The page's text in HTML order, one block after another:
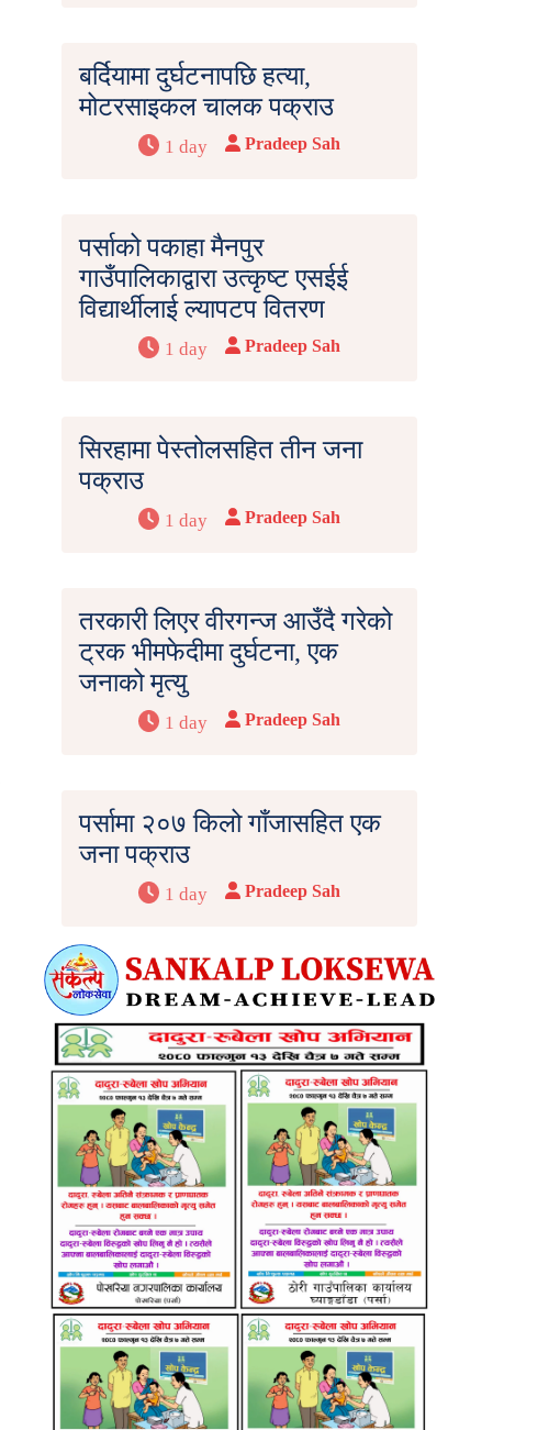
बर्दियामा दुर्घटनापछि हत्या,
मोटरसाइकल चालक पक्राउ
1 day Pradeep Sah
पर्साको पकाहा मैनपुर
गाउँपालिकाद्वारा उत्कृष्ट एसईई
विद्यार्थीलाई ल्यापटप वितरण
1 day Pradeep Sah
सिरहामा पेस्तोलसहित तीन जना
पक्राउ
1 day Pradeep Sah
तरकारी लिएर वीरगन्ज आउँदै गरेको
ट्रक भीमफेदीमा दुर्घटना, एक
जनाको मृत्यु
1 day Pradeep Sah
पर्सामा २०७ किलो गाँजासहित एक
जना पक्राउ
1 day Pradeep Sah